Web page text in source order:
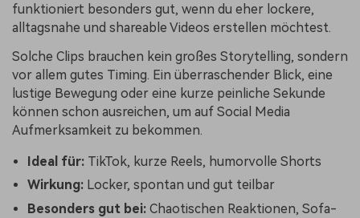
funktioniert besonders gut, wenn du eher lockere,
alltagsnahe und shareable Videos erstellen möchtest.
Solche Clips brauchen kein großes Storytelling, sondern
vor allem gutes Timing. Ein überraschender Blick, eine
lustige Bewegung oder eine kurze peinliche Sekunde
können schon ausreichen, um auf Social Media
Aufmerksamkeit zu bekommen.
Ideal für: TikTok, kurze Reels, humorvolle Shorts
Wirkung: Locker, spontan und gut teilbar
Besonders gut bei: Chaotischen Reaktionen, Sofa-